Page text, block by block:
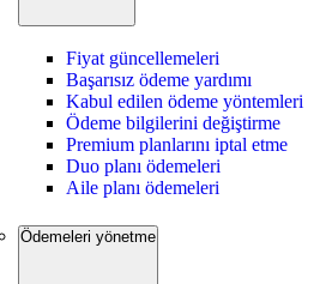
Fiyat güncellemeleri
Başarısız ödeme yardımı
Kabul edilen ödeme yöntemleri
Ödeme bilgilerini değiştirme
Premium planlarını iptal etme
Duo planı ödemeleri
Aile planı ödemeleri
Ödemeleri yönetme